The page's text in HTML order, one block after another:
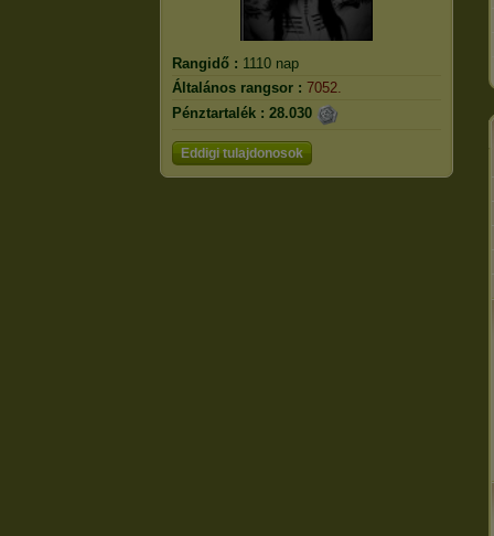
Rangidő : 1110 nap
Általános rangsor : 7052.
Pénztartalék : 28.030
Eddigi tulajdonosok